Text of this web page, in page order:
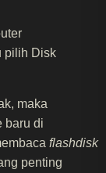
pilih Disk
maka
baru di
flashdisk
penting